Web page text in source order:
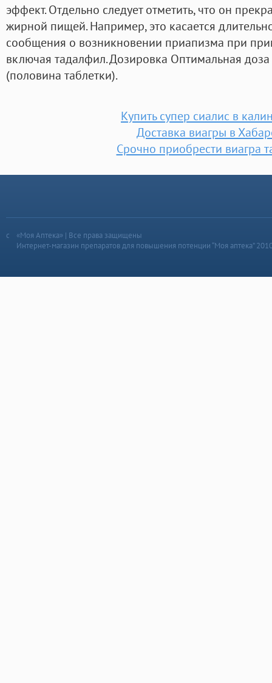
эффект. Отдельно следует отметить, что он
жирной пищей. Например, это касается
сообщения о возникновении приапизма при
включая тадалфил. Дозировка Оптимальная доза
(половина таблетки).
Купить супер сиалис в
Доставка виагры в
Срочно приобрести виагра
«Моя Аптека» | Все права защищены
Интернет-магазин препаратов для повышения потенции “Моя аптека”